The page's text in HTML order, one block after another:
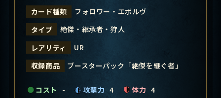
カード種類
フォロワー・エボルヴ
タイプ
絶傑・継承者・狩人
レアリティ
UR
収録商品
ブースターパック「絶傑を継ぐ者」
コスト - 攻撃力 4 体力 4